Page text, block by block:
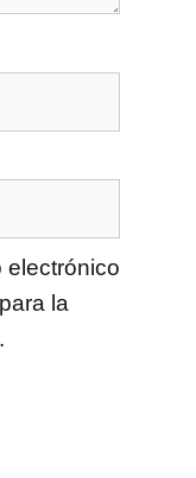
electrónico
la